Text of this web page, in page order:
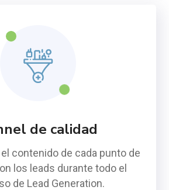
de calidad
contenido de cada punto de
los leads durante todo el
de Lead Generation.